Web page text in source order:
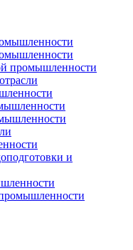
промышленности
и